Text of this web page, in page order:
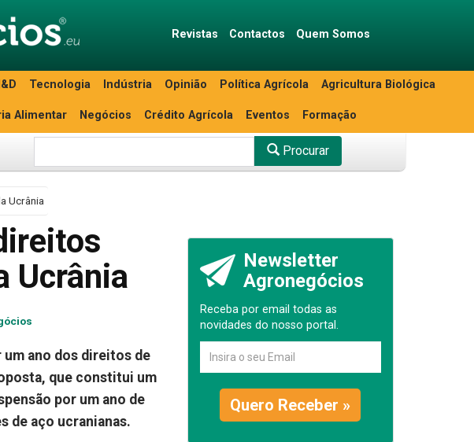
Revistas Contactos Quem Somos
I&D Tecnologia Indústria Opinião Política Agrícola Agricultura Biológica
Alimentar Negócios Crédito Agrícola Eventos Formação
Procurar
Ucrânia
Ucrânia
um ano dos direitos de
que constitui um
por um ano de
de aço ucranianas.
Newsletter
Agronegócios
Receba por email todas as
novidades do nosso portal.
Quero Receber »